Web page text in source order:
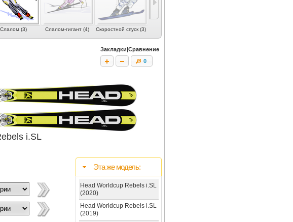
Слалом (3) Слалом-гигант (4) Скоростной спуск (3)
Закладки|Сравнение
0
i.SL
Эта же модель:
Head Worldcup Rebels i.SL
(2020)
Head Worldcup Rebels i.SL
(2019)